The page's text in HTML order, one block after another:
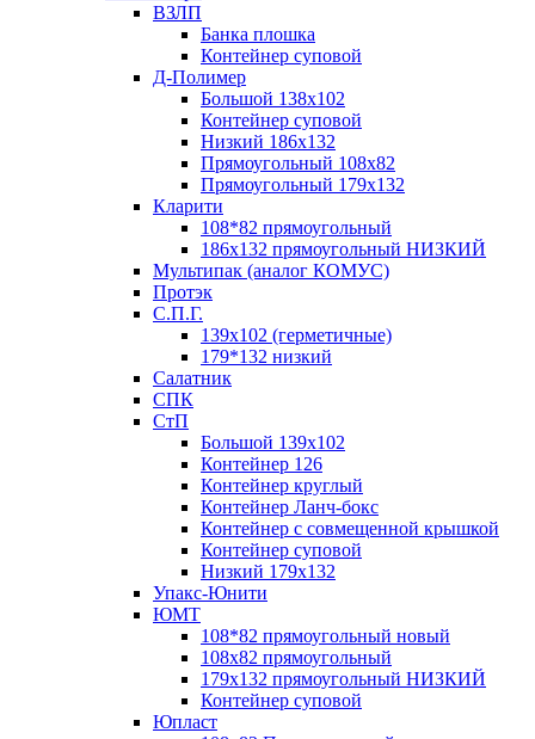
ВЗЛП
Банка плошка
Контейнер суповой
Д-Полимер
Большой 138х102
Контейнер суповой
Низкий 186х132
Прямоугольный 108х82
Прямоугольный 179х132
Кларити
108*82 прямоугольный
186х132 прямоугольный НИЗКИЙ
Мультипак (аналог КОМУС)
Протэк
С.П.Г.
139х102 (герметичные)
179*132 низкий
Салатник
СПК
СтП
Большой 139х102
Контейнер 126
Контейнер круглый
Контейнер Ланч-бокс
Контейнер с совмещенной крышкой
Контейнер суповой
Низкий 179х132
Упакс-Юнити
ЮМТ
108*82 прямоугольный новый
108х82 прямоугольный
179х132 прямоугольный НИЗКИЙ
Контейнер суповой
Юпласт